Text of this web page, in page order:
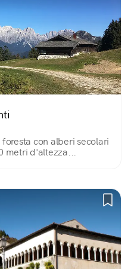
con alberi secolari
metri d'altezza...